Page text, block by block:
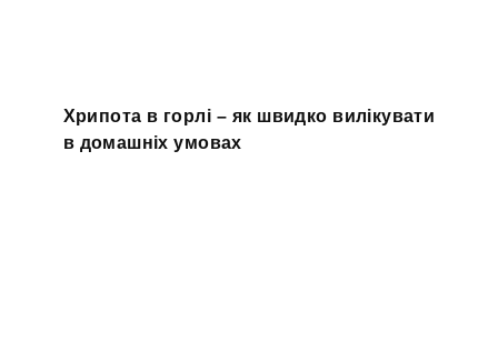
Хрипота в горлі – як швидко вилікувати
в домашніх умовах